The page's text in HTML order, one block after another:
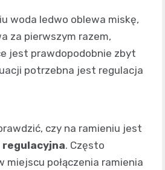
woda ledwo oblewa miskę,
za pierwszym razem,
jest prawdopodobnie zbyt
potrzebna jest regulacja
czy na ramieniu jest
regulacyjna. Często
miejscu połączenia ramienia